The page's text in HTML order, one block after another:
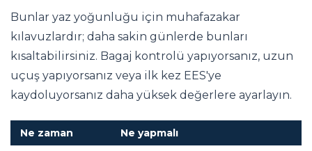
Bunlar yaz yoğunluğu için muhafazakar
kılavuzlardır; daha sakin günlerde bunları
kısaltabilirsiniz. Bagaj kontrolü yapıyorsanız, uzun
uçuş yapıyorsanız veya ilk kez EES'ye
kaydoluyorsanız daha yüksek değerlere ayarlayın.
Ne zaman Ne yapmalı